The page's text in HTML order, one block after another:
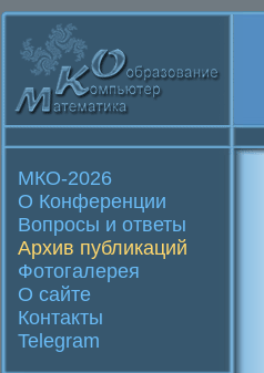
МКО-2026
О Конференции
Вопросы и ответы
Архив публикаций
Фотогалерея
О сайте
Контакты
Telegram